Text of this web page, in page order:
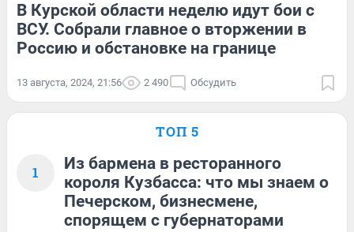
В Курской области неделю идут бои с
ВСУ. Собрали главное о вторжении в
Россию и обстановке на границе
13 августа, 2024, 21:56 2 490 Обсудить
ТОП 5
1
Из бармена в ресторанного
короля Кузбасса: что мы знаем о
Печерском, бизнесмене,
спорящем с губернаторами